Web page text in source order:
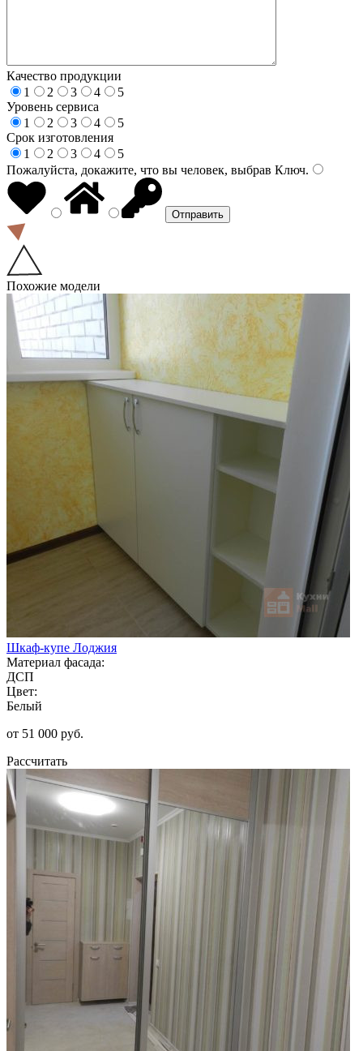
Качество продукции
1
2 3 4
5
Уровень сервиса
1
2 3 4
5
Срок изготовления
1
2 3 4
5
Пожалуйста, докажите, что вы человек, выбрав Ключ.
Похожие модели
Шкаф-купе Лоджия
Материал фасада:
ДСП
Цвет:
Белый
от 51 000 руб.
Рассчитать